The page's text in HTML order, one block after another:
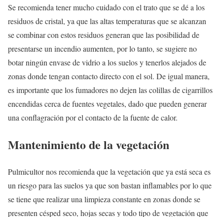
Se recomienda tener mucho cuidado con el trato que se dé a los
residuos de cristal, ya que las altas temperaturas que se alcanzan
se combinar con estos residuos generan que las posibilidad de
presentarse un incendio aumenten, por lo tanto, se sugiere no
botar ningún envase de vidrio a los suelos y tenerlos alejados de
zonas donde tengan contacto directo con el sol. De igual manera,
es importante que los fumadores no dejen las colillas de cigarrillos
encendidas cerca de fuentes vegetales, dado que pueden generar
una conflagración por el contacto de la fuente de calor.
Mantenimiento de la vegetación
Pulmicultor nos recomienda que la vegetación que ya está seca es
un riesgo para las suelos ya que son bastan inflamables por lo que
se tiene que realizar una limpieza constante en zonas donde se
presenten césped seco, hojas secas y todo tipo de vegetación que